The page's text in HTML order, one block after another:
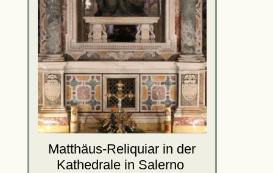
Matthäus-Reliquiar in der
Kathedralein Salerno